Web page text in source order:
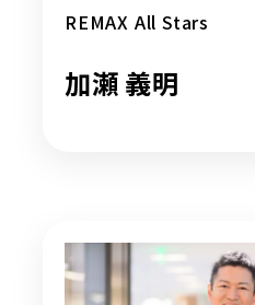
REMAX All Stars
加瀬 義明